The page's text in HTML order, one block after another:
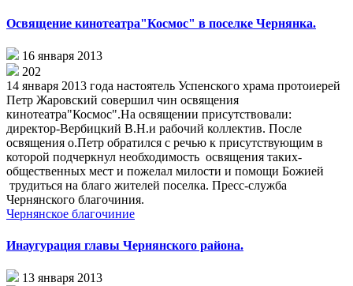
Освящение кинотеатра"Космос" в поселке Чернянка.
16 января 2013
202
14 января 2013 года настоятель Успенского храма протоиерей
Петр Жаровский совершил чин освящения
кинотеатра"Космос".На освящении присутствовали:
директор-Вербицкий В.Н.и рабочий коллектив. После
освящения о.Петр обратился с речью к присутствующим в
которой подчеркнул необходимость освящения таких-
общественных мест и пожелал милости и помощи Божией
трудиться на благо жителей поселка. Пресс-служба
Чернянского благочиния.
Чернянское благочиние
Инаугурация главы Чернянского района.
13 января 2013